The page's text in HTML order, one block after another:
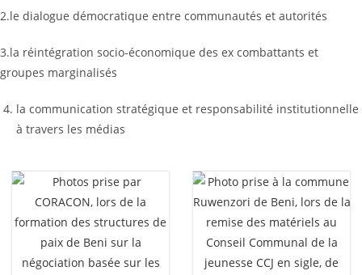
2.le dialogue démocratique entre communautés et autorités
3.la réintégration socio-économique des ex combattants et
groupes marginalisés
la communication stratégique et responsabilité institutionnelle
à travers les médias